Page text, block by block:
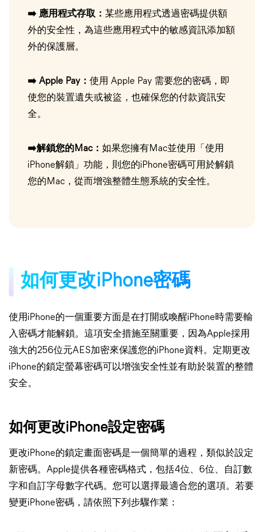
➡️ 應用程式存取： 某些應用程式透過密碼提供額
外的安全性，為這些應用程式中的敏感資訊添加額
外的保護層。
➡️ Apple Pay： 使用 Apple Pay 需要您的密碼，即
使您的裝置遺失或被盜，也確保您的付款資訊安
全。
➡️解鎖您的Mac： 如果您擁有Mac並使用「使用
iPhone解鎖」功能，則您的iPhone密碼可用於解鎖
您的Mac，從而增強整體生態系統的安全性。
如何更改iPhone密碼
使用iPhone的一個重要方面是在打開或喚醒iPhone時需要輸
入密碼才能解鎖。這項安全措施至關重要，因為Apple採用
強大的256位元AES加密來保護您的iPhone資料。定期更改
iPhone的鎖定螢幕密碼可以增強安全性並有助於裝置的整體
安全。
如何更改iPhone設定密碼
更改iPhone的鎖定畫面密碼是一個簡單的過程，類似於設定
新密碼。Apple提供各種密碼格式，包括4位、6位、自訂數
字和自訂字母數字代碼。您可以選擇最適合您的選項。若要
變更iPhone密碼，請依照下列步驟作業：